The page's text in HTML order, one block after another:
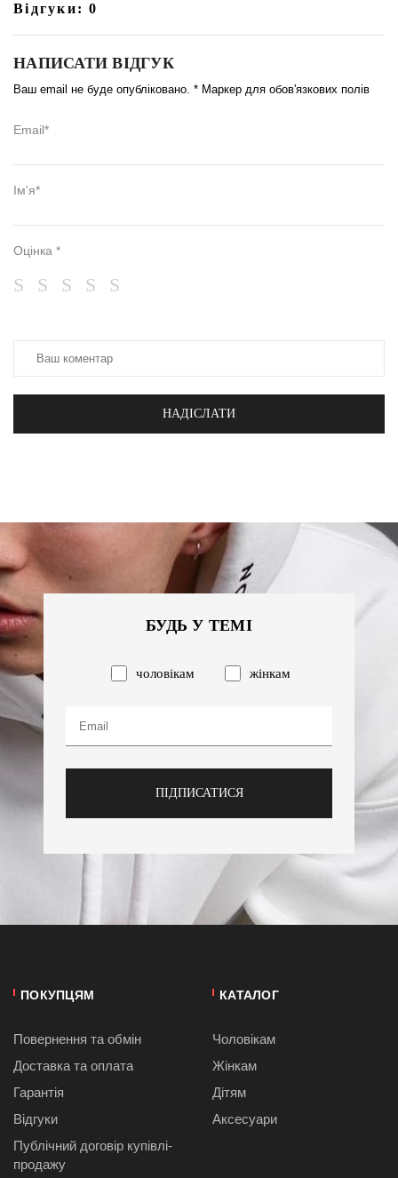
Відгуки: 0
НАПИСАТИ ВІДГУК
Ваш email не буде опубліковано. * Маркер для обов'язкових полів
Email*
Ім'я*
Оцінка *
НАДІСЛАТИ
БУДЬ У ТЕМІ
чоловікам жінкам
ПІДПИСАТИСЯ
ПОКУПЦЯМ
Повернення та обмін
Доставка та оплата
Гарантія
Відгуки
Публiчний договiр купівлі-
продажу
КАТАЛОГ
Чоловікам
Жінкам
Дітям
Аксесуари